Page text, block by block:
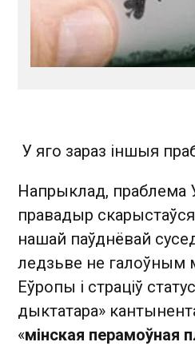
У яго зараз іншыя
Напрыклад, праблема
правадыр
нашай паўднёвай
ледзьве не галоўным
Еўропы і страціў
дыктатара»
«мінская перамоўная